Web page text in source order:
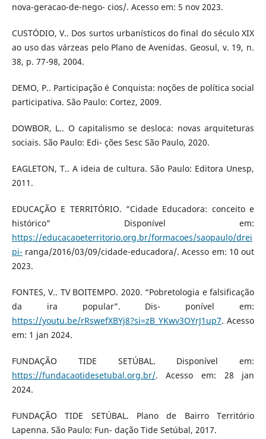
nova-geracao-de-nego- cios/. Acesso em: 5 nov 2023.
CUSTÓDIO, V.. Dos surtos urbanísticos do final do século XIX
ao uso das várzeas pelo Plano de Avenidas. Geosul, v. 19, n.
38, p. 77-98, 2004.
DEMO, P.. Participação é Conquista: noções de política social
participativa. São Paulo: Cortez, 2009.
DOWBOR, L.. O capitalismo se desloca: novas arquiteturas
sociais. São Paulo: Edi- ções Sesc São Paulo, 2020.
EAGLETON, T.. A ideia de cultura. São Paulo: Editora Unesp,
2011.
EDUCAÇÃO E TERRITÓRIO. “Cidade Educadora: conceito e
histórico” Disponível em:
https://educacaoeterritorio.org.br/formacoes/saopaulo/drei
pi- ranga/2016/03/09/cidade-educadora/. Acesso em: 10 out
2023.
FONTES, V.. TV BOITEMPO. 2020. “Pobretologia e falsificação
da ira popular”. Dis- ponível em:
https://youtu.be/rRswefXBYj8?si=zB_YKwv3OYrJ1up7. Acesso
em: 1 jan 2024.
FUNDAÇÃO TIDE SETÚBAL. Disponível em:
https://fundacaotidesetubal.org.br/. Acesso em: 28 jan
2024.
FUNDAÇÃO TIDE SETÚBAL. Plano de Bairro Território
Lapenna. São Paulo: Fun- dação Tide Setúbal, 2017.